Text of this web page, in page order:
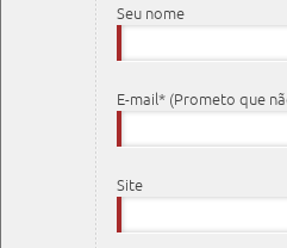
Seu nome
E-mail* (Prometo que
Site